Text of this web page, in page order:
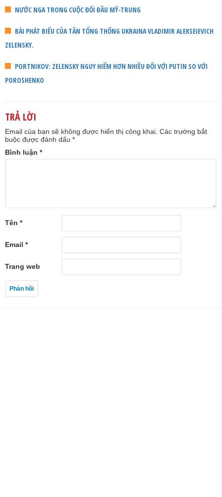
NƯỚC NGA TRONG CUỘC ĐỐI ĐẦU MỸ-TRUNG
BÀI PHÁT BIỂU CỦA TÂN TỔNG THỐNG UKRAINA VLADIMIR ALEKSEIEVICH
ZELENSKY.
PORTNIKOV: ZELENSKY NGUY HIỂM HƠN NHIỀU ĐỐI VỚI PUTIN SO VỚI
POROSHENKO
TRẢ LỜI
Email của bạn sẽ không được hiển thị công khai. Các trường bắt
buộc được đánh dấu *
Bình luận *
Tên *
Email *
Trang web